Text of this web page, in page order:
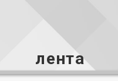
лента